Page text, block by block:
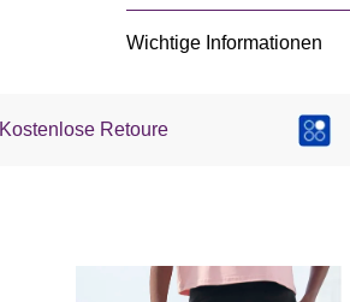
Wichtige Informationen
Kostenlose Retoure